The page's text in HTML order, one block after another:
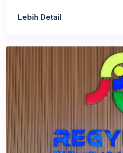
Lebih Detail